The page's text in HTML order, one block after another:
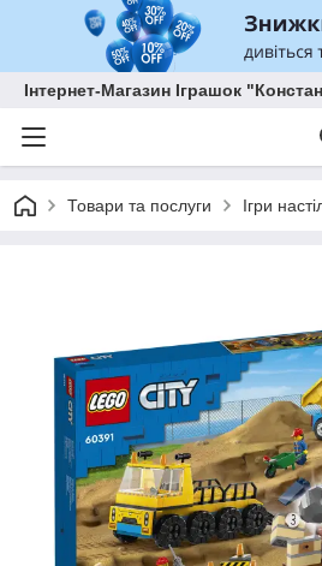
Інтернет-Магазин Іграшок
Товари та послуги Ігри